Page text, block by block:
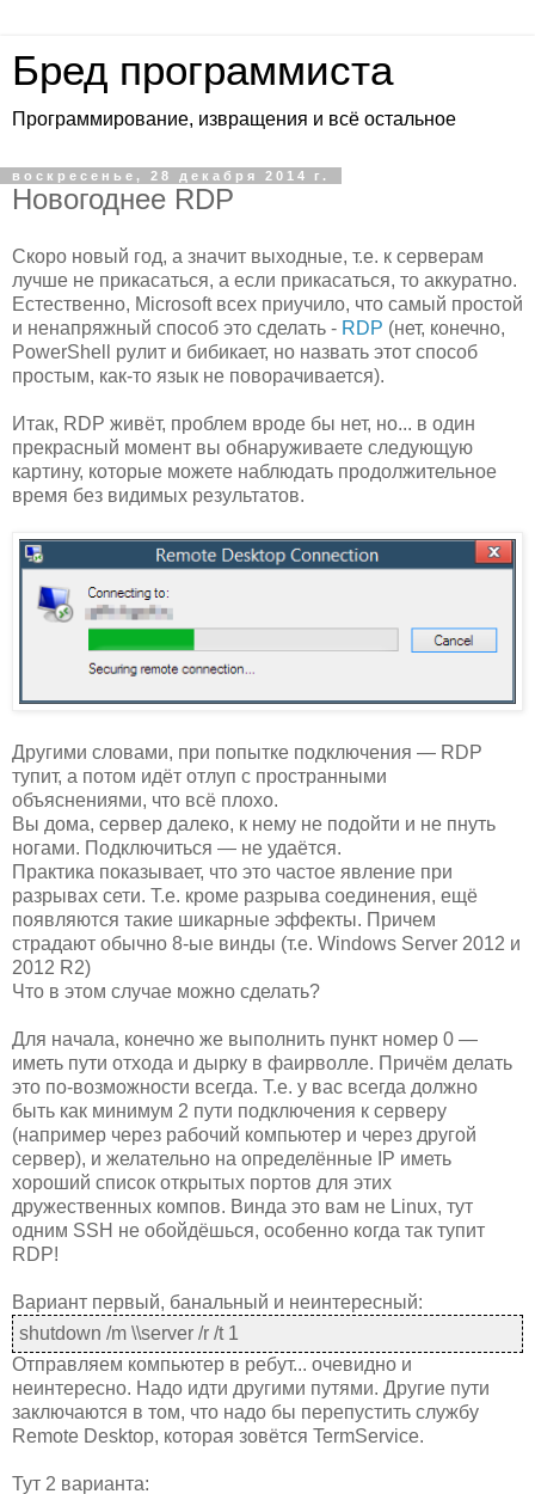
Бред программиста
Программирование, извращения и всё остальное
воскресенье, 28 декабря 2014 г.
Новогоднее RDP
Скоро новый год, а значит выходные, т.е. к серверам
лучше не прикасаться, а если прикасаться, то аккуратно.
Естественно, Microsoft всех приучило, что самый простой
и ненапряжный способ это сделать - RDP (нет, конечно,
PowerShell рулит и бибикает, но назвать этот способ
простым, как-то язык не поворачивается).
Итак, RDP живёт, проблем вроде бы нет, но... в один
прекрасный момент вы обнаруживаете следующую
картину, которые можете наблюдать продолжительное
время без видимых результатов.
Другими словами, при попытке подключения — RDP
тупит, а потом идёт отлуп с пространными
объяснениями, что всё плохо.
Вы дома, сервер далеко, к нему не подойти и не пнуть
ногами. Подключиться — не удаётся.
Практика показывает, что это частое явление при
разрывах сети. Т.е. кроме разрыва соединения, ещё
появляются такие шикарные эффекты. Причем
страдают обычно 8-ые винды (т.е. Windows Server 2012 и
2012 R2)
Что в этом случае можно сделать?
Для начала, конечно же выполнить пункт номер 0 —
иметь пути отхода и дырку в фаирволле. Причём делать
это по-возможности всегда. Т.е. у вас всегда должно
быть как минимум 2 пути подключения к серверу
(например через рабочий компьютер и через другой
сервер), и желательно на определённые IP иметь
хороший список открытых портов для этих
дружественных компов. Винда это вам не Linux, тут
одним SSH не обойдёшься, особенно когда так тупит
RDP!
Вариант первый, банальный и неинтересный:
shutdown /m \\server /r /t 1
Отправляем компьютер в ребут... очевидно и
неинтересно. Надо идти другими путями. Другие пути
заключаются в том, что надо бы перепустить службу
Remote Desktop, которая зовётся TermService.
Тут 2 варианта: